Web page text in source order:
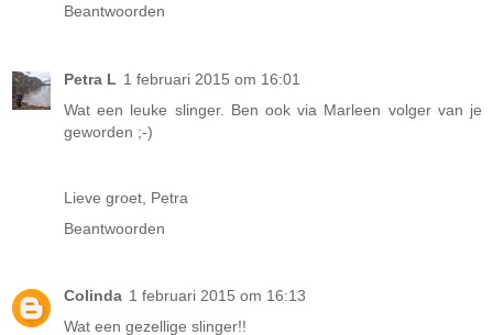
Beantwoorden
Petra L 1 februari 2015 om 16:01
Wat een leuke slinger. Ben ook via Marleen volger van je
geworden ;-)
Lieve groet, Petra
Beantwoorden
Colinda 1 februari 2015 om 16:13
Wat een gezellige slinger!!